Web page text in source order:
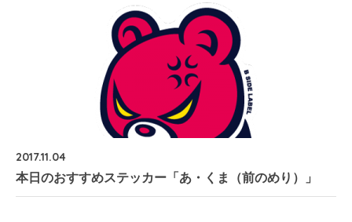
2017.11.04
本日のおすすめステッカー「あ・くま（前のめり）」